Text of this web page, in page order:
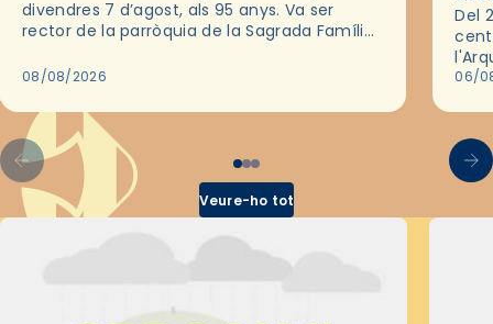
divendres 7 d’agost, als 95 anys. Va ser
rector de la parròquia de la Sagrada Família
2018,…
08/08/2026
Del
les
06/
Veure-ho tot